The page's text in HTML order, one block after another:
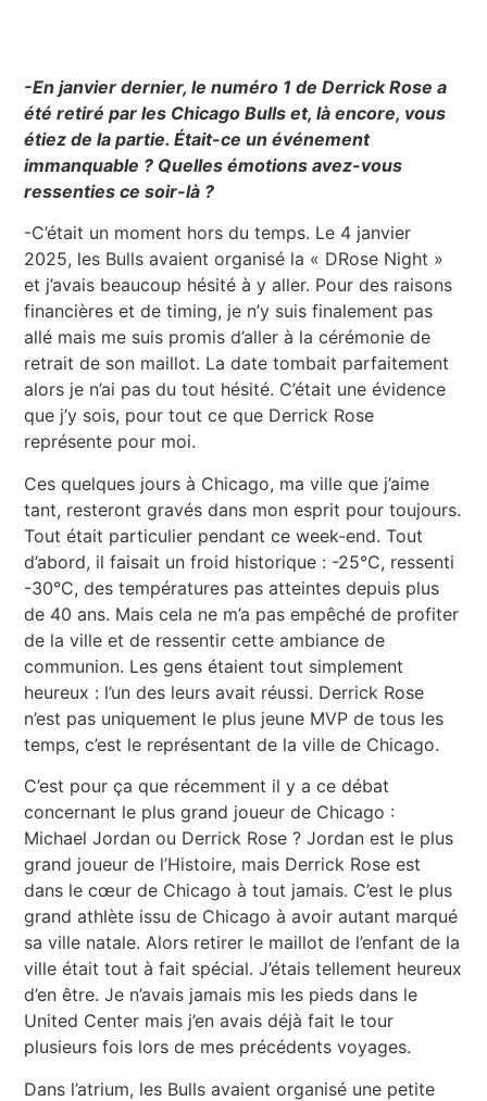
-En janvier dernier, le numéro 1 de Derrick Rose a
été retiré par les Chicago Bulls et, là encore, vous
étiez de la partie. Était-ce un événement
immanquable ? Quelles émotions avez-vous
ressenties ce soir-là ?
-C’était un moment hors du temps. Le 4 janvier
2025, les Bulls avaient organisé la « DRose Night »
et j’avais beaucoup hésité à y aller. Pour des raisons
financières et de timing, je n’y suis finalement pas
allé mais me suis promis d’aller à la cérémonie de
retrait de son maillot. La date tombait parfaitement
alors je n’ai pas du tout hésité. C’était une évidence
que j’y sois, pour tout ce que Derrick Rose
représente pour moi.
Ces quelques jours à Chicago, ma ville que j’aime
tant, resteront gravés dans mon esprit pour toujours.
Tout était particulier pendant ce week-end. Tout
d’abord, il faisait un froid historique : -25°C, ressenti
-30°C, des températures pas atteintes depuis plus
de 40 ans. Mais cela ne m’a pas empêché de profiter
de la ville et de ressentir cette ambiance de
communion. Les gens étaient tout simplement
heureux : l’un des leurs avait réussi. Derrick Rose
n’est pas uniquement le plus jeune MVP de tous les
temps, c’est le représentant de la ville de Chicago.
C’est pour ça que récemment il y a ce débat
concernant le plus grand joueur de Chicago :
Michael Jordan ou Derrick Rose ? Jordan est le plus
grand joueur de l’Histoire, mais Derrick Rose est
dans le cœur de Chicago à tout jamais. C’est le plus
grand athlète issu de Chicago à avoir autant marqué
sa ville natale. Alors retirer le maillot de l’enfant de la
ville était tout à fait spécial. J’étais tellement heureux
d’en être. Je n’avais jamais mis les pieds dans le
United Center mais j’en avais déjà fait le tour
plusieurs fois lors de mes précédents voyages.
Dans l’atrium, les Bulls avaient organisé une petite